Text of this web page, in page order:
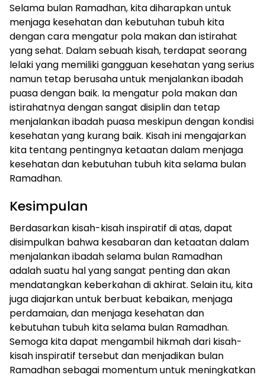
Selama bulan Ramadhan, kita diharapkan untuk
menjaga kesehatan dan kebutuhan tubuh kita
dengan cara mengatur pola makan dan istirahat
yang sehat. Dalam sebuah kisah, terdapat seorang
lelaki yang memiliki gangguan kesehatan yang serius
namun tetap berusaha untuk menjalankan ibadah
puasa dengan baik. Ia mengatur pola makan dan
istirahatnya dengan sangat disiplin dan tetap
menjalankan ibadah puasa meskipun dengan kondisi
kesehatan yang kurang baik. Kisah ini mengajarkan
kita tentang pentingnya ketaatan dalam menjaga
kesehatan dan kebutuhan tubuh kita selama bulan
Ramadhan.
Kesimpulan
Berdasarkan kisah-kisah inspiratif di atas, dapat
disimpulkan bahwa kesabaran dan ketaatan dalam
menjalankan ibadah selama bulan Ramadhan
adalah suatu hal yang sangat penting dan akan
mendatangkan keberkahan di akhirat. Selain itu, kita
juga diajarkan untuk berbuat kebaikan, menjaga
perdamaian, dan menjaga kesehatan dan
kebutuhan tubuh kita selama bulan Ramadhan.
Semoga kita dapat mengambil hikmah dari kisah-
kisah inspiratif tersebut dan menjadikan bulan
Ramadhan sebagai momentum untuk meningkatkan